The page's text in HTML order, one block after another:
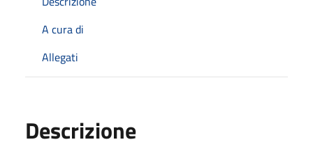
A cura di
Allegati
Descrizione